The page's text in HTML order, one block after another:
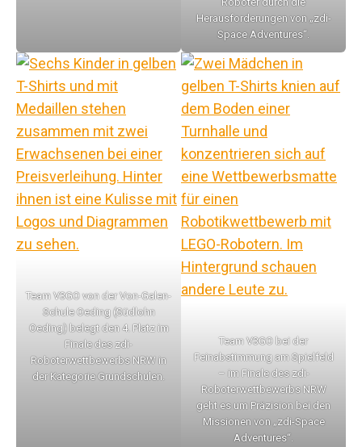
Herausforderungen von „zdi-
Space Adventures“.
Team V3GO von der Von-Galen-
Schule Oeding (Südlohn
Oeding) belegt den 4. Platz im
Finale des zdi-
Roboterwettbewerbs NRW in
der Kategorie Grundschulen.
Team V3GO bei der
Feinabstimmung am Spielfeld
– im Finale des zdi-
Roboterwettbewerbs NRW
geht es um Präzision bei den
Missionen von „zdi-Space
Adventures“.